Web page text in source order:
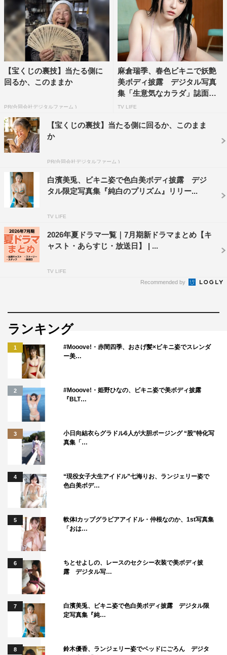
【宝くじの裏技】当たる側に
回るか、このままか
PR(合同会社デジタルファーム )
麻倉瑞季、春色ビキニで妖艶
美ボディ披露 デジタル写真
集「生意気なカラダ」誌面カ
ッ...
TV LIFE
【宝くじの裏技】当たる側に回るか、このまま
か
PR(合同会社デジタルファーム )
白濱美兎、ビキニ姿で色白美ボディ披露 デジ
タル限定写真集『純白のプリズム』リリー...
TV LIFE
2026年夏ドラマ一覧｜7月期新ドラマまとめ【キ
ャスト・あらすじ・放送日】 | ...
TV LIFE
Recommended by
ランキング
1
#Mooove!・赤間四季、おさげ髪×ビキニ姿でスレンダ
ー美…
2
#Mooove!・姫野ひなの、ビキニ姿で美ボディ披露
『BLT…
3
小日向結衣らグラドル6人が大胆ポージング “股”特化写
真集「…
4
“現役女子大生アイドル”七海りお、ランジェリー姿で
色白美ボデ…
5
軟体Iカップグラビアアイドル・仲根なのか、1st写真集
「おは…
6
ちとせよしの、レースのセクシー衣装で美ボディ披
露 デジタル写…
7
白濱美兎、ビキニ姿で色白美ボディ披露 デジタル限
定写真集『純…
8
鈴木優香、ランジェリー姿でベッドにごろん デジタ